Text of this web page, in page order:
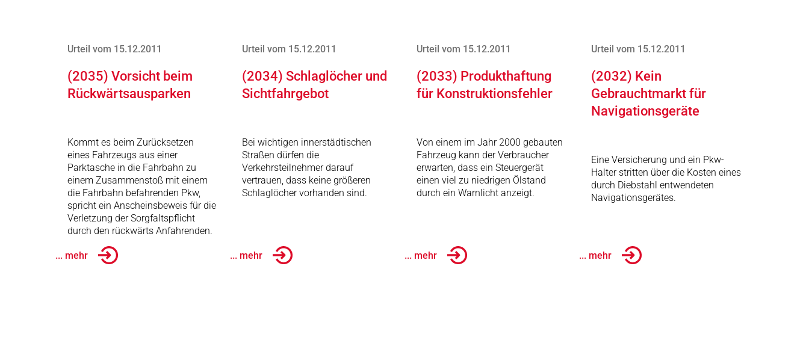
Urteil vom 15.12.2011
(2035) Vorsicht beim
Rückwärtsausparken
Kommt es beim Zurücksetzen
eines Fahrzeugs aus einer
Parktasche in die Fahrbahn zu
einem Zusammenstoß mit einem
die Fahrbahn befahrenden Pkw,
spricht ein Anscheinsbeweis für die
Verletzung der Sorgfaltspflicht
durch den rückwärts Anfahrenden.
... mehr
Urteil vom 15.12.2011
(2034) Schlaglöcher und
Sichtfahrgebot
Bei wichtigen innerstädtischen
Straßen dürfen die
Verkehrsteilnehmer darauf
vertrauen, dass keine größeren
Schlaglöcher vorhanden sind.
... mehr
Urteil vom 15.12.2011
(2033) Produkthaftung
für Konstruktionsfehler
Von einem im Jahr 2000 gebauten
Fahrzeug kann der Verbraucher
erwarten, dass ein Steuergerät
einen viel zu niedrigen Ölstand
durch ein Warnlicht anzeigt.
... mehr
Urteil vom 15.12.2011
(2032) Kein
Gebrauchtmarkt für
Navigationsgeräte
Eine Versicherung und ein Pkw-
Halter stritten über die Kosten eines
durch Diebstahl entwendeten
Navigationsgerätes.
... mehr